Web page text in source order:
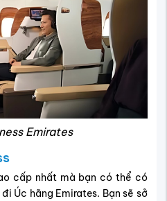
Emirates
cấp nhất mà bạn có thể có
Úc hãng Emirates. Bạn sẽ sở